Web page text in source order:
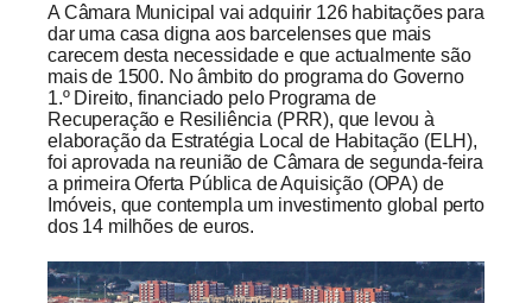
A Câmara Municipal vai adquirir 126 habitações para
dar uma casa digna aos barcelenses que mais
carecem desta necessidade e que actualmente são
mais de 1500. No âmbito do programa do Governo
1.º Direito, financiado pelo Programa de
Recuperação e Resiliência (PRR), que levou à
elaboração da Estratégia Local de Habitação (ELH),
foi aprovada na reunião de Câmara de segunda-feira
a primeira Oferta Pública de Aquisição (OPA) de
Imóveis, que contempla um investimento global perto
dos 14 milhões de euros.